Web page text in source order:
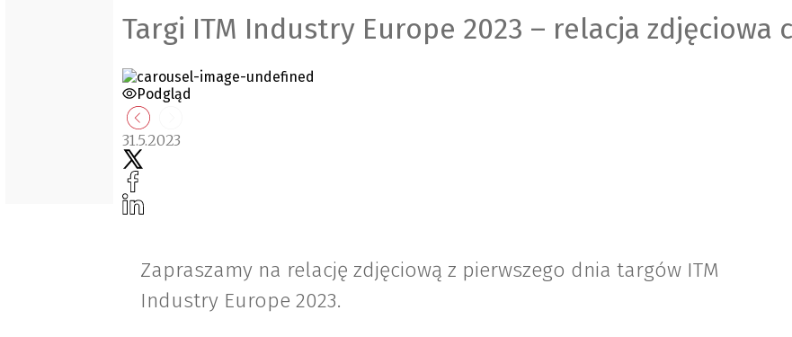
Targi ITM Industry Europe 2023 – relacja zdjęciowa
Podgląd
31.5.2023
Zapraszamy na relację zdjęciową z pierwszego dnia targów ITM
Industry Europe 2023.